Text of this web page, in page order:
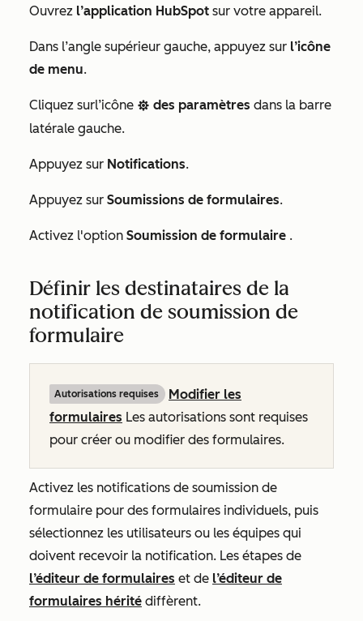
Ouvrez l’application HubSpot sur votre appareil.
Dans l’angle supérieur gauche, appuyez sur l’icône
de menu.
Cliquez surl’icône settings des paramètres dans la barre
latérale gauche.
Appuyez sur Notifications.
Appuyez sur Soumissions de formulaires.
Activez l'option Soumission de formulaire .
Définir les destinataires de la
notification de soumission de
formulaire
Autorisations requises Modifier les
formulaires Les autorisations sont requises
pour créer ou modifier des formulaires.
Activez les notifications de soumission de
formulaire pour des formulaires individuels, puis
sélectionnez les utilisateurs ou les équipes qui
doivent recevoir la notification. Les étapes de
l’éditeur de formulaires et de l’éditeur de
formulaires hérité diffèrent.